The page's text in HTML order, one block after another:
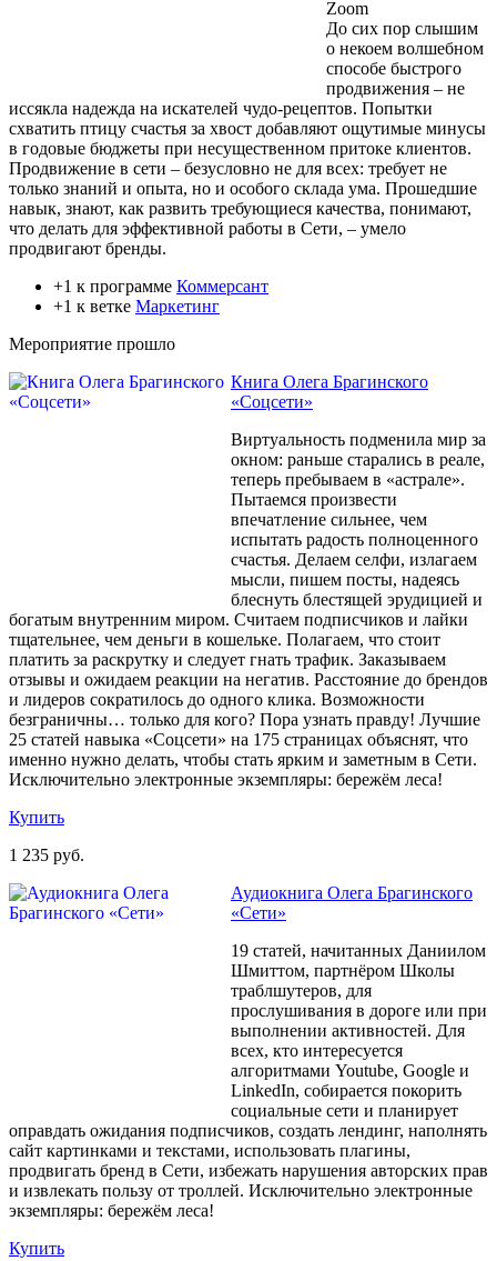
Zoom
До сих пор слышим
о некоем волшебном
способе быстрого
продвижения – не
иссякла надежда на искателей чудо-рецептов. Попытки
схватить птицу счастья за хвост добавляют ощутимые минусы
в годовые бюджеты при несущественном притоке клиентов.
Продвижение в сети – безусловно не для всех: требует не
только знаний и опыта, но и особого склада ума. Прошедшие
навык, знают, как развить требующиеся качества, понимают,
что делать для эффективной работы в Сети, – умело
продвигают бренды.
+1 к программе Коммерсант
+1 к ветке Маркетинг
Мероприятие прошло
Книга Олега Брагинского
«Соцсети»
Виртуальность подменила мир за
окном: раньше старались в реале,
теперь пребываем в «астрале».
Пытаемся произвести
впечатление сильнее, чем
испытать радость полноценного
счастья. Делаем селфи, излагаем
мысли, пишем посты, надеясь
блеснуть блестящей эрудицией и
богатым внутренним миром. Считаем подписчиков и лайки
тщательнее, чем деньги в кошельке. Полагаем, что стоит
платить за раскрутку и следует гнать трафик. Заказываем
отзывы и ожидаем реакции на негатив. Расстояние до брендов
и лидеров сократилось до одного клика. Возможности
безграничны… только для кого? Пора узнать правду! Лучшие
25 статей навыка «Соцсети» на 175 страницах объяснят, что
именно нужно делать, чтобы стать ярким и заметным в Сети.
Исключительно электронные экземпляры: бережём леса!
Купить
1 235 руб.
Аудиокнига Олега Брагинского
«Сети»
19 статей, начитанных Даниилом
Шмиттом, партнёром Школы
траблшутеров, для
прослушивания в дороге или при
выполнении активностей. Для
всех, кто интересуется
алгоритмами Youtube, Google и
LinkedIn, собирается покорить
социальные сети и планирует
оправдать ожидания подписчиков, создать лендинг, наполнять
сайт картинками и текстами, использовать плагины,
продвигать бренд в Сети, избежать нарушения авторских прав
и извлекать пользу от троллей. Исключительно электронные
экземпляры: бережём леса!
Купить